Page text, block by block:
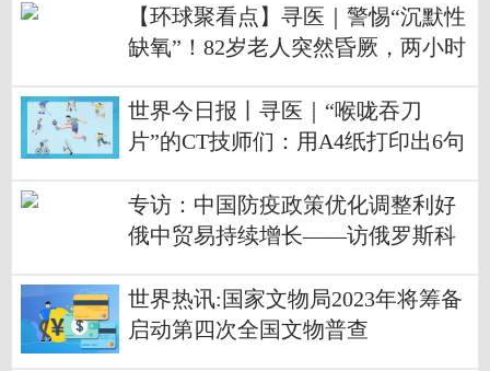
【环球聚看点】寻医｜警惕“沉默性
缺氧”！82岁老人突然昏厥，两小时
世界今日报丨寻医｜“喉咙吞刀
片”的CT技师们：用A4纸打印出6句
专访：中国防疫政策优化调整利好
俄中贸易持续增长——访俄罗斯科
洛夫斯基
世界热讯:国家文物局2023年将筹备
启动第四次全国文物普查